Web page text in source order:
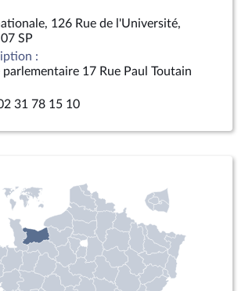
126 Rue de l'Université,
SP
:
parlementaire 17 Rue Paul Toutain
31 78 15 10